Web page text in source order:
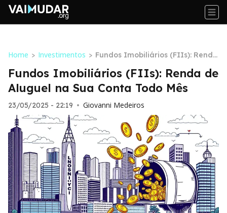
Home > Investimentos > Fundos Imobiliários (FIIs): Renda
de Aluguel na Sua Conta Todo M
ês
Fundos Imobiliários (FIIs): Renda de
Aluguel na Sua Conta Todo Mês
23/05/2025 - 22:19 • Giovanni Medeiros